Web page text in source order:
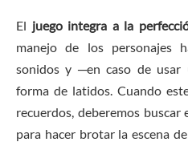
El juego integra a la
manejo de los personajes
sonidos y ─en caso de usar
forma de latidos. Cuando
recuerdos, deberemos
para hacer brotar la escena